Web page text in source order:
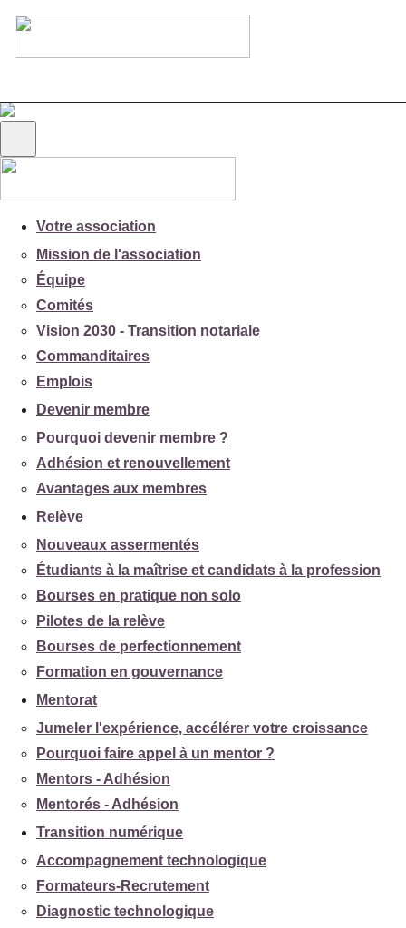
Votre association
Mission de l'association
Équipe
Comités
Vision 2030 - Transition notariale
Commanditaires
Emplois
Devenir membre
Pourquoi devenir membre ?
Adhésion et renouvellement
Avantages aux membres
Relève
Nouveaux assermentés
Étudiants à la maîtrise et candidats à la profession
Bourses en pratique non solo
Pilotes de la relève
Bourses de perfectionnement
Formation en gouvernance
Mentorat
Jumeler l'expérience, accélérer votre croissance
Pourquoi faire appel à un mentor ?
Mentors - Adhésion
Mentorés - Adhésion
Transition numérique
Accompagnement technologique
Formateurs-Recrutement
Diagnostic technologique